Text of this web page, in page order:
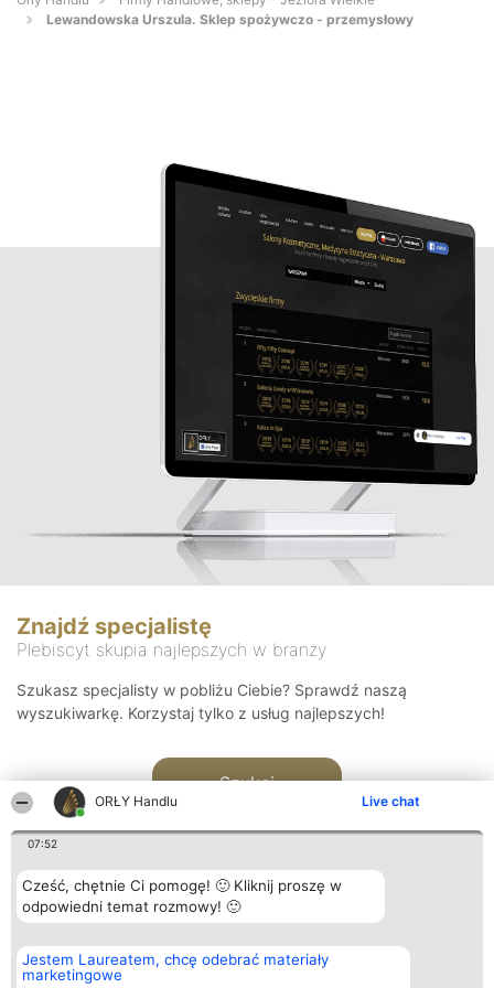
ORŁY Handlu Live chat
07:52
Cześć, chętnie Ci pomogę! 🙂 Kliknij proszę w
odpowiedni temat rozmowy! 🙂
Jestem Laureatem, chcę odebrać materiały
marketingowe
Lewandowska Urszula. Sklep spożywczo - przemysłowy
Znajdź specjalistę
Plebiscyt skupia najlepszych w branży
Szukasz specjalisty w pobliżu Ciebie? Sprawdź naszą
wyszukiwarkę. Korzystaj tylko z usług najlepszych!
Szukaj
Organizator plebiscytu
Bright Side Solutions sp. z o.
o. sp. k.
Plebiscyt
Laureaci
Kontakt
Kontakt